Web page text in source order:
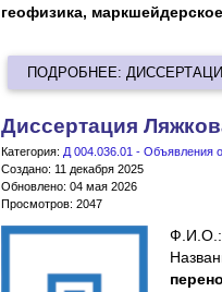
геофизика,
ПОДРОБНЕЕ:
Диссертация
Категория: Д 004.036.01 - Объявления
Создано: 11 декабря 2025
Обновлено: 04 мая 2026
Просмотров: 2047
Ф.И.О.: